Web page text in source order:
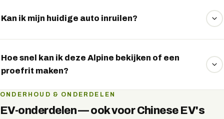
private lease rijden. Wij vergelijken vrijblijvend de
Kan ik mijn huidige auto inruilen?
huidige auto en u ontvangt een vrijblijvende inruilindicatie.
Hoe snel kan ik deze Alpine bekijken of een
proefrit maken?
Vaak op korte termijn. Vraag via WhatsApp naar de
beschikbaarheid en plan direct een bezichtiging of
ONDERHOUD & ONDERDELEN
EV-onderdelen — ook voor Chinese EV's